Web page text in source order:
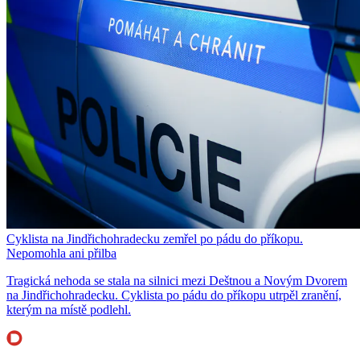
Cyklista na Jindřichohradecku zemřel po pádu do příkopu.
Nepomohla ani přilba
Tragická nehoda se stala na silnici mezi Deštnou a Novým Dvorem
na Jindřichohradecku. Cyklista po pádu do příkopu utrpěl zranění,
kterým na místě podlehl.